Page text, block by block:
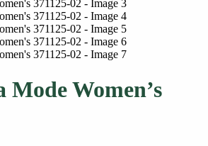
Women’s